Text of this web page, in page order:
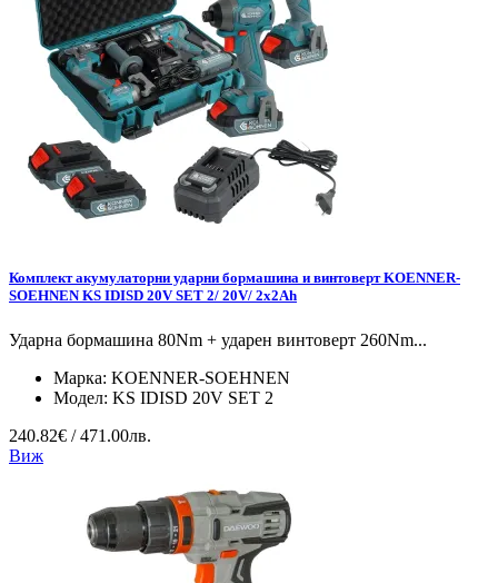
Комплект акумулаторни ударни бормашина и винтоверт KOENNER-
SOEHNEN KS IDISD 20V SET 2/ 20V/ 2x2Ah
Ударна бормашина 80Nm + ударен винтоверт 260Nm...
Марка: KOENNER-SOEHNEN
Модел: KS IDISD 20V SET 2
240.82€ / 471.00лв.
Виж